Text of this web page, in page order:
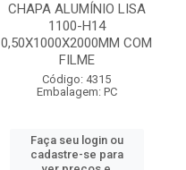
CHAPA ALUMÍNIO LISA
1100-H14
0,50X1000X2000MM COM
FILME
Código: 4315
Embalagem: PC
Faça seu login ou
cadastre-se para